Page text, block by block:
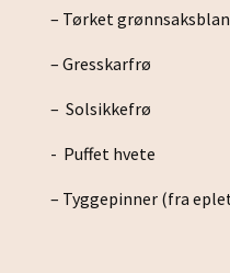
– Tørket
– Gresskarfrø
– Solsikkefrø
- Puffet hvete
– Tyggepinner (fra